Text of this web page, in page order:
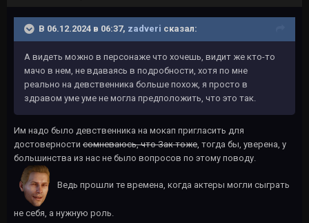
В 06.12.2024 в 06:37, zadveri сказал:
А видеть можно в персонаже что хочешь, видит же кто-то
мачо в нем, не вдаваясь в подробности, хотя по мне
реально на девственника больше похож, я просто в
здравом уме уме не могла предположить, что это так.
Им надо было девственника на мокап пригласить для
достоверности сомневаюсь, что Зак тоже , тогда бы, уверена, у
большинства из нас не было вопросов по этому поводу.
Ведь прошли те времена, когда актеры могли сыграть
не себя, а нужную роль.